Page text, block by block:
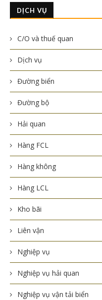
DỊCH VỤ
C/O và thuế quan
Dịch vụ
Đường biển
Đường bộ
Hải quan
Hàng FCL
Hàng không
Hàng LCL
Kho bãi
Liên vận
Nghiệp vụ
Nghiệp vụ hải quan
Nghiệp vụ vận tải biển